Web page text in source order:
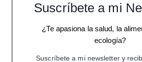
Suscríbete a mi
¿Te apasiona la salud, la
ecología?
Suscríbete a mi newsletter y